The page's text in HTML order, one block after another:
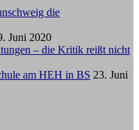
die
Juni 2020
– die Kritik reißt nicht
am HEH in BS 23. Juni